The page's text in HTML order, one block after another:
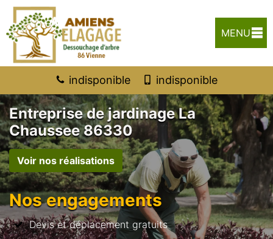
MENU
indisponible indisponible
Entreprise de jardinage La
Chaussee 86330
Voir nos réalisations
Nos engagements
Devis et déplacement gratuits